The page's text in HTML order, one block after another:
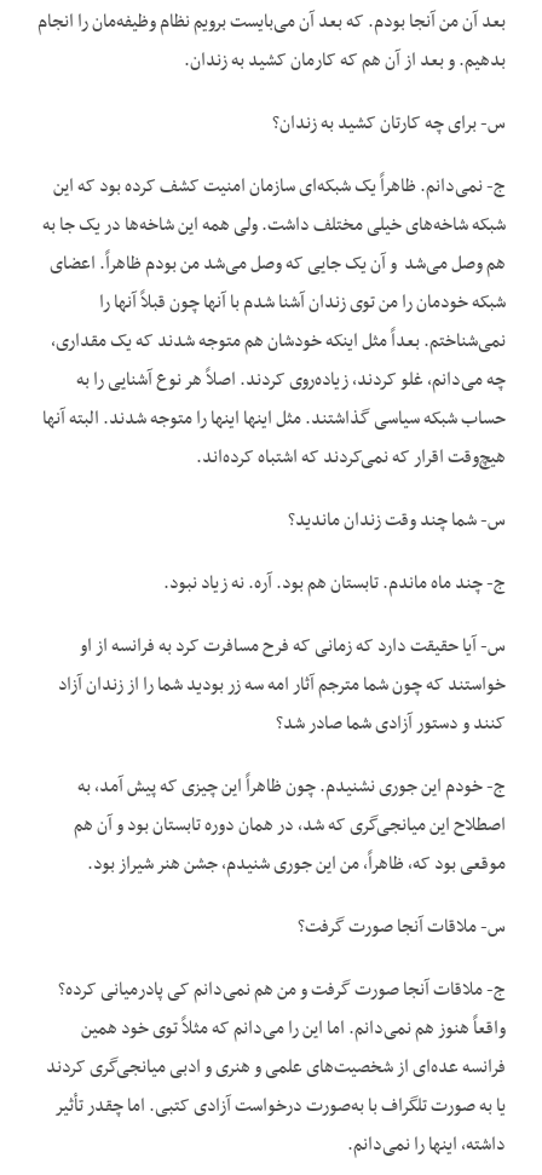
بعد آن من آنجا بودم. که بعد آن می‌بایست برویم نظام وظیفه‌مان را انجام
بدهیم. و بعد از آن هم که کارمان کشید به زندان.
س- برای چه کارتان کشید به زندان؟
ج- نمی‌دانم. ظاهراً یک شبکه‌ای سازمان امنیت کشف کرده بود که این
شبکه شاخه‌های خیلی مختلف داشت. ولی همه این شاخه‌ها در یک جا به
هم وصل می‌شد و آن یک جایی که وصل می‌شد من بودم ظاهراً. اعضای
شبکه خودمان را من توی زندان آشنا شدم با آنها چون قبلاً آنها را
نمی‌شناختم. بعداً مثل اینکه خودشان هم متوجه شدند که یک مقداری،
چه می‌دانم، غلو کردند، زیاده‌روی کردند. اصلاً هر نوع آشنایی را به
حساب شبکه سیاسی گذاشتند. مثل اینها اینها را متوجه شدند. البته آنها
هیچ‌وقت اقرار که نمی‌کردند که اشتباه کرده‌اند.
س- شما چند وقت زندان ماندید؟
ج- چند ماه ماندم. تابستان هم بود. آره. نه زیاد نبود.
س- آیا حقیقت دارد که زمانی که فرح مسافرت کرد به فرانسه از او
خواستند که چون شما مترجم آثار امه سه زر بودید شما را از زندان آزاد
کنند و دستور آزادی شما صادر شد؟
ج- خودم این جوری نشنیدم. چون ظاهراً این چیزی که پیش آمد، به
اصطلاح این میانجی‌گری که شد، در همان دوره تابستان بود و آن هم
موقعی بود که، ظاهراً، من این جوری شنیدم، جشن هنر شیراز بود.
س- ملاقات آنجا صورت گرفت؟
ج- ملاقات آنجا صورت گرفت و من هم نمی‌دانم کی پادرمیانی کرده؟
واقعاً هنوز هم نمی‌دانم. اما این را می‌دانم که مثلاً توی خود همین
فرانسه عده‌ای از شخصیت‌های علمی و هنری و ادبی میانجی‌گری کردند
یا به صورت تلگراف با به‌صورت درخواست آزادی کتبی. اما چقدر تأثیر
داشته، اینها را نمی‌دانم.